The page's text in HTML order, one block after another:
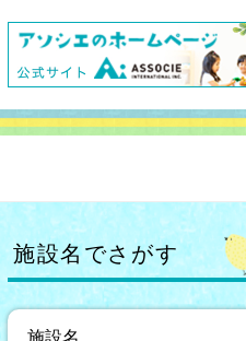
施設名でさがす